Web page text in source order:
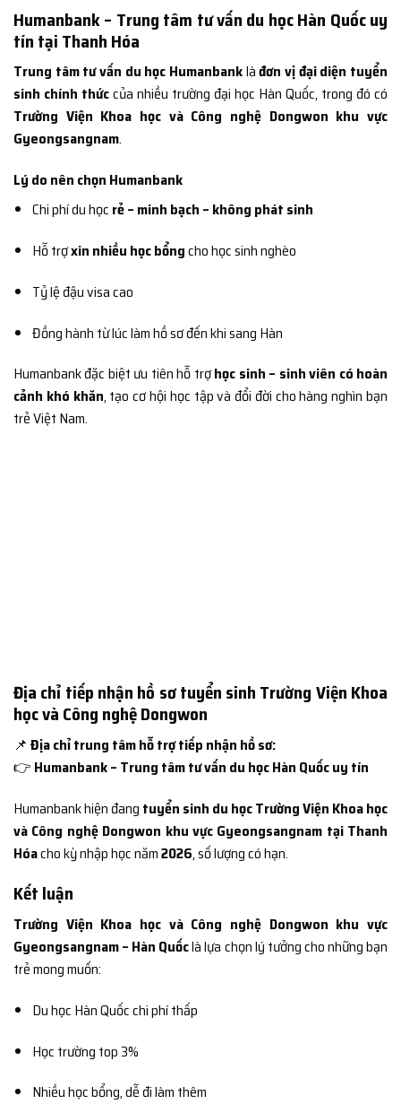
Humanbank – Trung tâm tư vấn du học Hàn Quốc uy
tín tại Thanh Hóa
Trung tâm tư vấn du học Humanbanklàđơn vị đại diện tuyển
sinh chính thứccủa nhiều trường đại học Hàn Quốc, trong đó có
Trường Viện Khoa học và Công nghệ Dongwon khu vực
Gyeongsangnam.
Lý do nên chọn Humanbank
Chi phí du học rẻ – minh bạch – không phát sinh
Hỗ trợxin nhiều học bổngcho học sinh nghèo
Tỷ lệ đậu visa cao
Đồng hành từ lúc làm hồ sơ đến khi sang Hàn
Humanbank đặc biệt ưu tiên hỗ trợhọc sinh – sinh viên có hoàn
cảnh khó khăn, tạo cơ hội học tập và đổi đời cho hàng nghìn bạn
trẻ Việt Nam.
Địa chỉ tiếp nhận hồ sơ tuyển sinh Trường Viện Khoa
học và Công nghệ Dongwon
📌 Địa chỉ trung tâm hỗ trợ tiếp nhận hồ sơ:
👉 Humanbank – Trung tâm tư vấn du học Hàn Quốc uy tín
Humanbank hiện đang tuyển sinh du học Trường Viện Khoa học
và Công nghệ Dongwon khu vực Gyeongsangnam tại Thanh
Hóacho kỳ nhập học năm2026, số lượng có hạn.
Kết luận
Trường Viện Khoa học và Công nghệ Dongwon khu vực
Gyeongsangnam – Hàn Quốclà lựa chọn lý tưởng cho những bạn
trẻ mong muốn:
Du học Hàn Quốc chi phí thấp
Học trường top 3%
Nhiều học bổng, dễ đi làm thêm